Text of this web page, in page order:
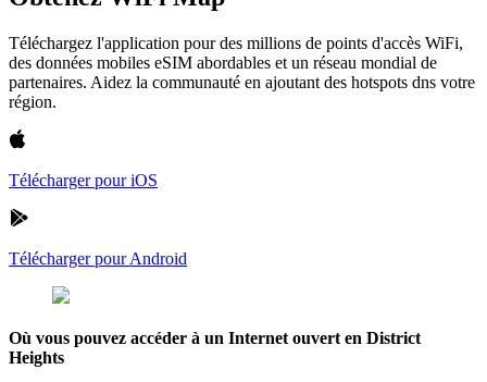
Téléchargez l'application pour des millions de points d'accès WiFi,
des données mobiles eSIM abordables et un réseau mondial de
partenaires. Aidez la communauté en ajoutant des hotspots dns votre
région.
Télécharger pour iOS
Télécharger pour Android
Où vous pouvez accéder à un Internet ouvert en District
Heights